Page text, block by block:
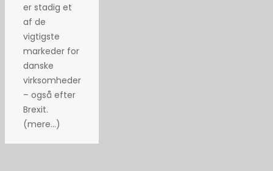
er stadig et
af de
vigtigste
markeder for
danske
virksomheder
– også efter
Brexit.
(mere…)